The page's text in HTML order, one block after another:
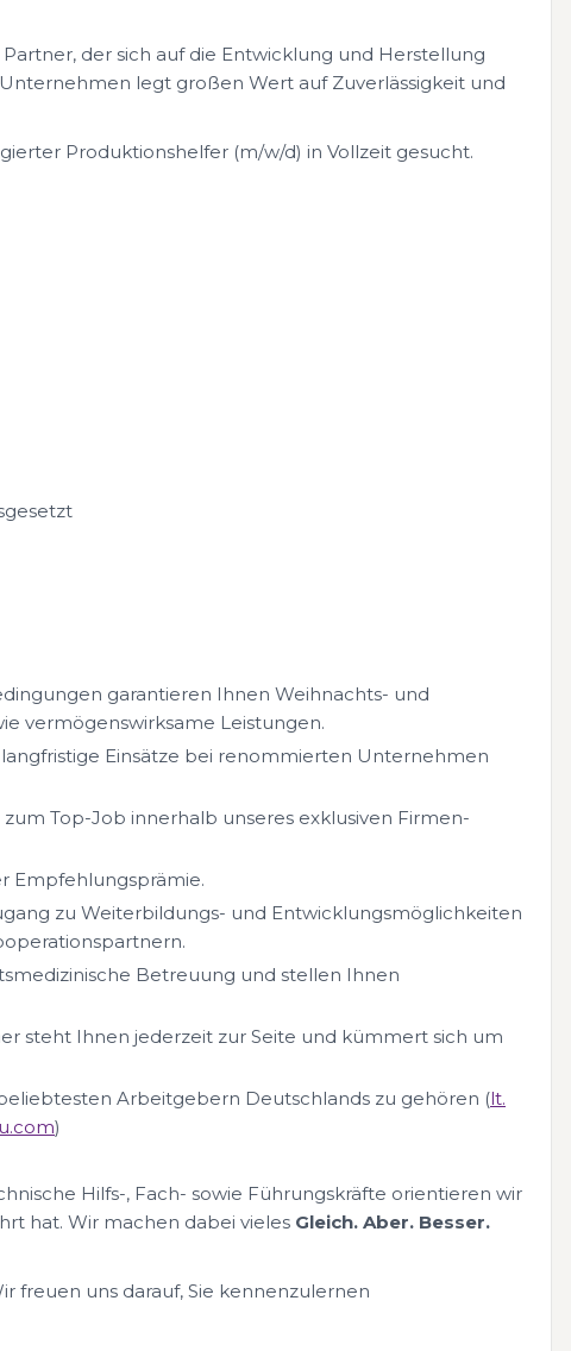
der sich auf die Entwicklung und Herstellung
legt großen Wert auf Zuverlässigkeit und
Produktionshelfer (m/w/d) in Vollzeit gesucht.
garantieren Ihnen Weihnachts- und
vermögenswirksame Leistungen.
Einsätze bei renommierten Unternehmen
Top-Job innerhalb unseres exklusiven Firmen-
Empfehlungsprämie.
zu Weiterbildungs- und Entwicklungsmöglichkeiten
Betreuung und stellen Ihnen
steht Ihnen jederzeit zur Seite und kümmert sich um
Arbeitgebern Deutschlands zu gehören (lt.
)
Hilfs-, Fach- sowie Führungskräfte orientieren wir
hat. Wir machen dabei vieles Gleich. Aber. Besser.
freuen uns darauf, Sie kennenzulernen